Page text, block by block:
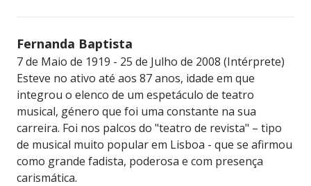
Fernanda Baptista
7 de Maio de 1919 - 25 de Julho de 2008 (Intérprete)
Esteve no ativo até aos 87 anos, idade em que
integrou o elenco de um espetáculo de teatro
musical, género que foi uma constante na sua
carreira. Foi nos palcos do "teatro de revista" – tipo
de musical muito popular em Lisboa - que se afirmou
como grande fadista, poderosa e com presença
carismática.